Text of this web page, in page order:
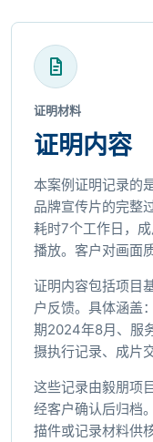
证明材料
证明内容
本案例证明记录的
品牌宣传片的完整
耗时7个工作日，
播放。客户对画面
证明内容包括项目
户反馈。具体涵盖
期2024年8月、服
摄执行记录、成片
这些记录由毅朋项
经客户确认后归档
描件或记录材料供